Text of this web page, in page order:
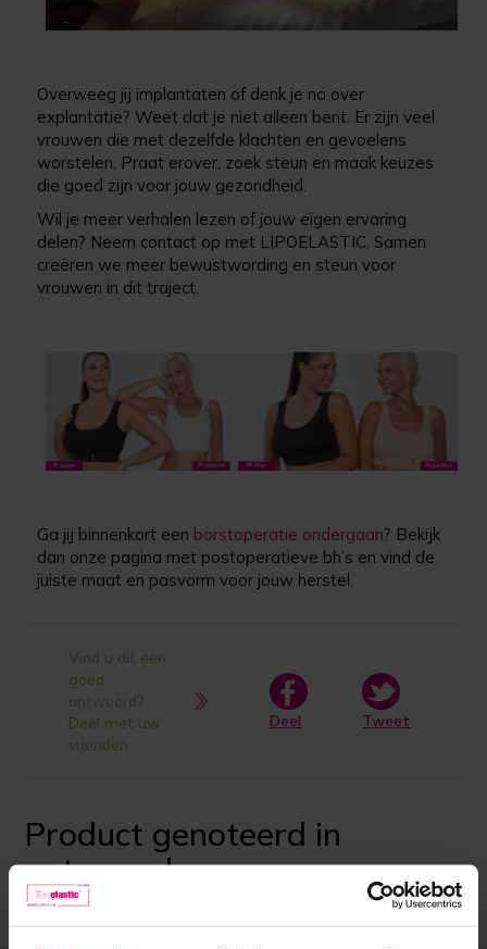
Overweeg jij implantaten of denk je na over
explantatie? Weet dat je niet alleen bent. Er zijn veel
vrouwen die met dezelfde klachten en gevoelens
worstelen. Praat erover, zoek steun en maak keuzes
die goed zijn voor jouw gezondheid.
Wil je meer verhalen lezen of jouw eigen ervaring
delen? Neem contact op met LIPOELASTIC. Samen
creëren we meer bewustwording en steun voor
vrouwen in dit traject.
Ga jij binnenkort een borstoperatie ondergaan? Bekijk
dan onze pagina met postoperatieve bh’s en vind de
juiste maat en pasvorm voor jouw herstel.
Vind u dit een
goed
antwoord?
Deel met uw
vrienden
Deel Tweet
Product genoteerd in
antwoord: